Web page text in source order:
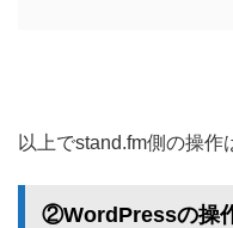
以上でstand.fm側の操作
②WordPressの操